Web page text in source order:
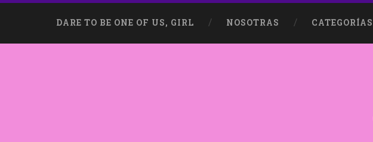
DARE TO BE ONE OF US, GIRL NOSOTRAS CATEGORÍAS